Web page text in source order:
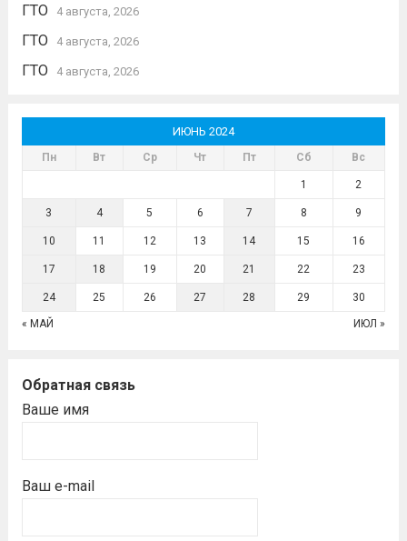
ГТО 4 августа, 2026
ГТО 4 августа, 2026
ГТО 4 августа, 2026
ИЮНЬ 2024
Пн Вт Ср Чт Пт Сб Вс
1 2
3 4 5 6 7 8 9
10 11 12 13 14 15 16
17 18 19 20 21 22 23
24 25 26 27 28 29 30
« МАЙ ИЮЛ »
Обратная связь
Ваше имя
Ваш e-mail